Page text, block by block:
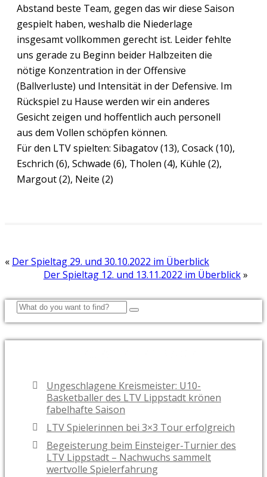
Abstand beste Team, gegen das wir diese Saison
gespielt haben, weshalb die Niederlage
insgesamt vollkommen gerecht ist. Leider fehlte
uns gerade zu Beginn beider Halbzeiten die
nötige Konzentration in der Offensive
(Ballverluste) und Intensität in der Defensive. Im
Rückspiel zu Hause werden wir ein anderes
Gesicht zeigen und hoffentlich auch personell
aus dem Vollen schöpfen können.
Für den LTV spielten: Sibagatov (13), Cosack (10),
Eschrich (6), Schwade (6), Tholen (4), Kühle (2),
Margout (2), Neite (2)
« Der Spieltag 29. und 30.10.2022 im Überblick
Der Spieltag 12. und 13.11.2022 im Überblick»
Ungeschlagene Kreismeister: U10-
Basketballer des LTV Lippstadt krönen
fabelhafte Saison
LTV Spielerinnen bei 3×3 Tour erfolgreich
Begeisterung beim Einsteiger-Turnier des
LTV Lippstadt – Nachwuchs sammelt
wertvolle Spielerfahrung